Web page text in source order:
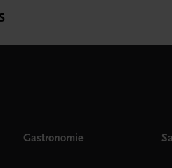
Gastronomie